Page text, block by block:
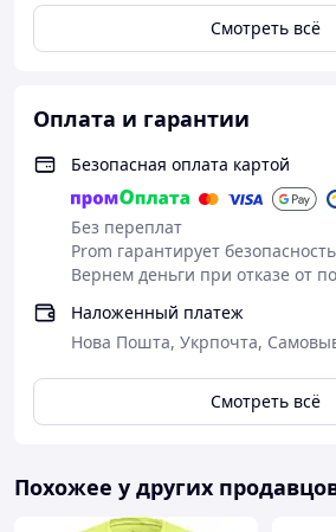
Смотреть всё
Оплата и гарантии
Безопасная оплата картой
Без переплат
Prom гарантирует безопасность
Вернем деньги при отказе от
Наложенный платеж
Нова Пошта, Укрпочта,
Смотреть всё
Похожее у других